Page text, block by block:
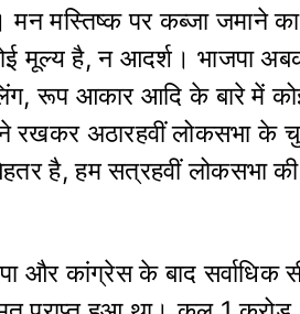
मस्तिष्क पर कब्जा जमाने का
मूल्य है, न आदर्श। भाजपा
रूप आकार आदि के बारे में कोई
रखकर अठारहवीं लोकसभा के
है, हम सत्रहवीं लोकस‌भा की
और कांग्रेस के बाद सर्वाधिक